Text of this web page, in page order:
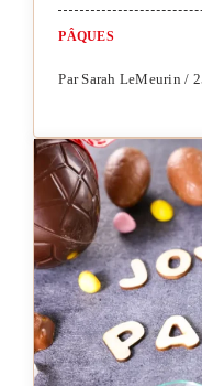
PÂQUES
Par Sarah LeMeurin /